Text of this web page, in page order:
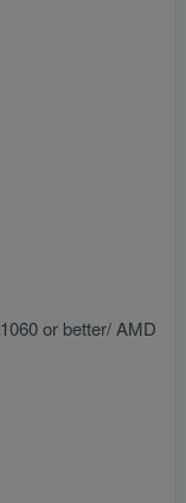
or better/ AMD